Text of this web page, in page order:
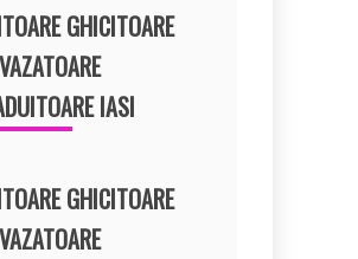
GHICITOARE
IASI
GHICITOARE